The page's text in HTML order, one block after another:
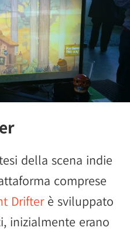
della scena indie
comprese
Drifterè sviluppato
inizialmente erano